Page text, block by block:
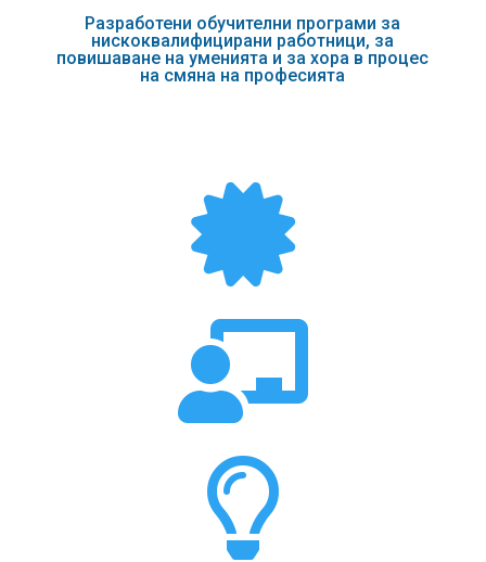
Разработени обучителни програми за
нискоквалифицирани работници, за
повишаване на уменията и за хора в процес
на смяна на професията


